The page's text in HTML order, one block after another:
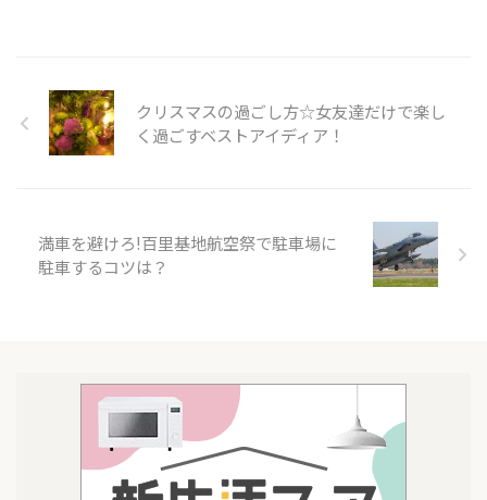
クリスマスの過ごし方☆女友達だけで楽し
く過ごすベストアイディア！
満車を避けろ!百里基地航空祭で駐車場に
駐車するコツは？